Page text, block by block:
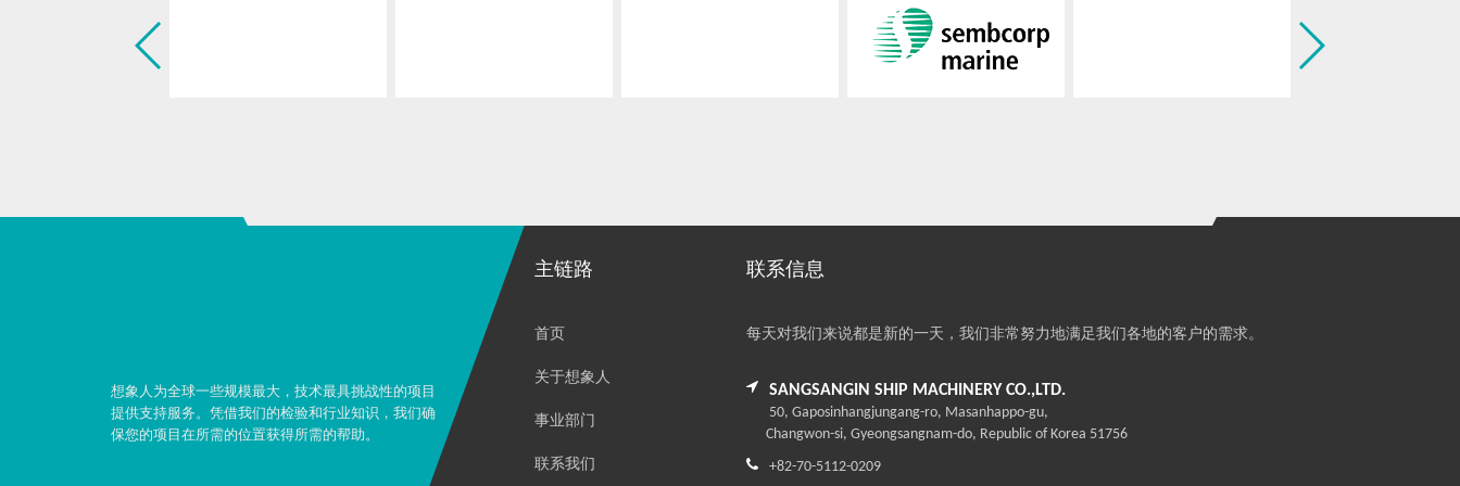
想象人为全球一些规模最大，技术最具挑战性的项目
提供支持服务。凭借我们的检验和行业知识，我们确
保您的项目在所需的位置获得所需的帮助。
主链路
首页
关于想象人
事业部门
联系我们
联系信息
每天对我们来说都是新的一天，我们非常努力地满足我们各地的客户的需求。
SANGSANGIN SHIP MACHINERY CO.,LTD.
50, Gaposinhangjungang-ro, Masanhappo-gu,
Changwon-si, Gyeongsangnam-do, Republic of Korea 51756
+82-70-5112-0209